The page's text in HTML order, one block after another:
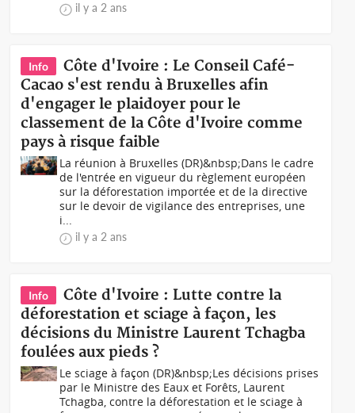
il y a 2 ans
Info
Côte d'Ivoire : Le Conseil Café-
Cacao s'est rendu à Bruxelles afin
d'engager le plaidoyer pour le
classement de la Côte d'Ivoire comme
pays à risque faible
La réunion à Bruxelles (DR)&nbsp;Dans le cadre
de l'entrée en vigueur du règlement européen
sur la déforestation importée et de la directive
sur le devoir de vigilance des entreprises, une
i...
il y a 2 ans
Info
Côte d'Ivoire : Lutte contre la
déforestation et sciage à façon, les
décisions du Ministre Laurent Tchagba
foulées aux pieds ?
Le sciage à façon (DR)&nbsp;Les décisions prises
par le Ministre des Eaux et Forêts, Laurent
Tchagba, contre la déforestation et le sciage à